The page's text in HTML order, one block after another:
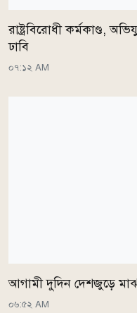
রাষ্ট্রবিরোধী কর্মকাণ্ড,
ঢাবি
০৭:১২ AM
আগামী দুদিন দেশজুড়ে
০৬:৫২ AM